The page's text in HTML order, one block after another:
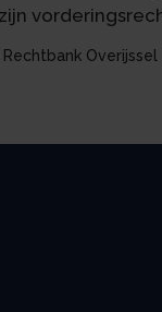
Rechtbank